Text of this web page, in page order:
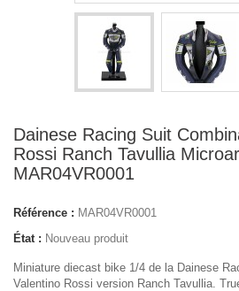
Dainese Racing Suit
Rossi Ranch Tavullia
MAR04VR0001
Référence : MAR04VR0001
État : Nouveau produit
Miniature diecast bike 1/4 de la Dainese
Valentino Rossi version Ranch Tavullia.